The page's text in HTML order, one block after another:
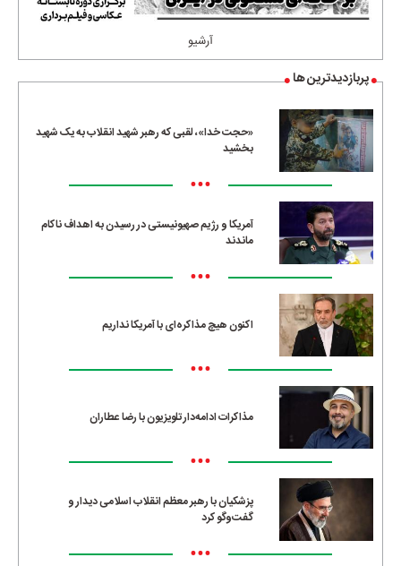
آرشیو
پربازدیدترین ها
«حجت خدا»، لقبی که رهبر شهید انقلاب به یک شهید
بخشید
•••
آمریکا و رژیم صهیونیستی در رسیدن به اهداف ناکام
ماندند
•••
اکنون هیچ مذاکره‌ای با آمریکا نداریم
•••
مذاکرات ادامه‌دار تلویزیون با رضا عطاران
•••
پزشکیان با رهبر معظم انقلاب اسلامی دیدار و
گفت‌وگو کرد
•••